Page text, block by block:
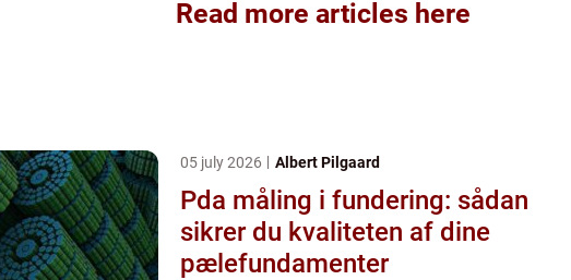
Read more articles here
05 july 2026 Albert Pilgaard
Pda måling i fundering: sådan
sikrer du kvaliteten af dine
pælefundamenter